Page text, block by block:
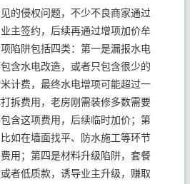
的侵权问题，不少不良商家通过
主签约，后续再通过增项加价牟
陷阱包括四类：第一是漏报水电
含水电改造，或者只包含很少的
计费，最终水电增项可能超过一
拆费用，老房刚需装修多数需要
含这项费用，后续临时加价；第
如在墙面找平、防水施工等环节
用；第四是材料升级陷阱，套餐
者低质款，诱导业主升级，赚取